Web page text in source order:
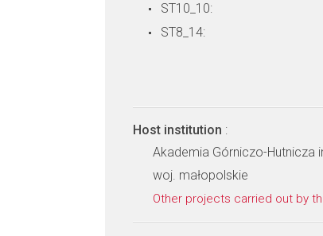
ST10_10:
ST8_14:
Host institution :
Akademia Górniczo-Hutnicza
woj. małopolskie
Other projects carried out by